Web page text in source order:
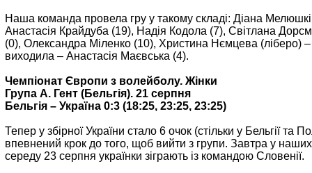
Наша команда провела гру у такому складі: Діана
Анастасія Крайдуба (19), Надія Кодола (7), Світлана
(0), Олександра Міленко (10), Христина Нємцева (ліберо)
виходила – Анастасія Маєвська (4).
Чемпіонат Європи з волейболу. Жінки
Група А. Гент (Бельгія). 21 серпня
Бельгія – Україна 0:3 (18:25, 23:25, 23:25)
Тепер у збірної України стало 6 очок (стільки у Бельгії та
впевнений крок до того, щоб вийти з групи. Завтра у
середу 23 серпня українки зіграють із командою Словенії.